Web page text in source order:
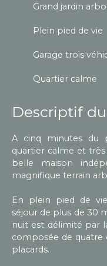
Grand jardin
Plein pied de vie
Garage trois
Quartier calme
Descriptif
A cinq minutes du
quartier calme et
belle maison
magnifique terrain
En plein pied de
séjour de plus de 30
nuit est délimité par
composée de quatre
placards.